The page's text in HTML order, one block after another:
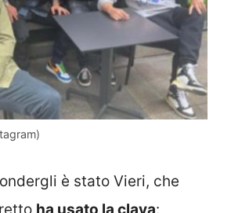
è stato Vieri, che
ha usato la clava: